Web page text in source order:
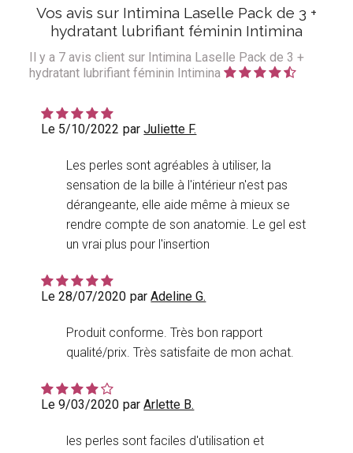
Vos avis sur Intimina Laselle Pack de 3 +
hydratant lubrifiant féminin Intimina
Il y a 7 avis client sur Intimina Laselle Pack de 3 +
hydratant lubrifiant féminin Intimina
Le 5/10/2022 parJuliette F.
Les perles sont agréables à utiliser, la
sensation de la bille à l'intérieur n'est pas
dérangeante, elle aide même à mieux se
rendre compte de son anatomie. Le gel est
un vrai plus pour l'insertion
Le 28/07/2020 parAdeline G.
Produit conforme. Très bon rapport
qualité/prix. Très satisfaite de mon achat.
Le 9/03/2020 parArlette B.
les perles sont faciles d'utilisation et